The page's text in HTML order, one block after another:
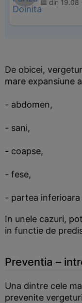
📅 din 19.08
De obicei,
mare expansiune
- abdomen,
- sani,
- coapse,
- fese,
- partea inferioara
In unele cazuri,
in functie de
Preventia –
Una dintre cele
prevenite